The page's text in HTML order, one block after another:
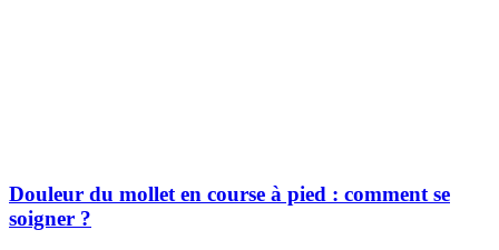
Douleur du mollet en course à pied : comment se
soigner ?